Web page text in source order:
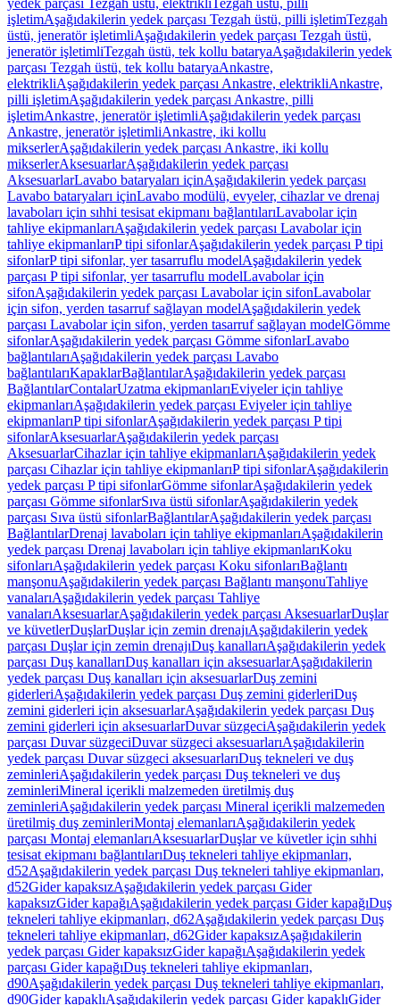
yedek parçası Tezgah üstü, elektrikli Tezgah üstü, pilli
işletimAşağıdakilerin yedek parçası Tezgah üstü, pilli işletimTezgah
üstü, jeneratör işletimliAşağıdakilerin yedek parçası Tezgah üstü,
jeneratör işletimliTezgah üstü, tek kollu bataryaAşağıdakilerin yedek
parçası Tezgah üstü, tek kollu bataryaAnkastre,
elektrikliAşağıdakilerin yedek parçası Ankastre, elektrikliAnkastre,
pilli işletimAşağıdakilerin yedek parçası Ankastre, pilli
işletimAnkastre, jeneratör işletimliAşağıdakilerin yedek parçası
Ankastre, jeneratör işletimliAnkastre, iki kollu
mikserlerAşağıdakilerin yedek parçası Ankastre, iki kollu
mikserlerAksesuarlarAşağıdakilerin yedek parçası
AksesuarlarLavabo bataryaları içinAşağıdakilerin yedek parçası
Lavabo bataryaları içinLavabo modülü, evyeler, cihazlar ve drenaj
lavaboları için sıhhi tesisat ekipmanı bağlantılarıLavabolar için
tahliye ekipmanlarıAşağıdakilerin yedek parçası Lavabolar için
tahliye ekipmanlarıP tipi sifonlarAşağıdakilerin yedek parçası P tipi
sifonlarP tipi sifonlar, yer tasarruflu modelAşağıdakilerin yedek
parçası P tipi sifonlar, yer tasarruflu modelLavabolar için
sifonAşağıdakilerin yedek parçası Lavabolar için sifonLavabolar
için sifon, yerden tasarruf sağlayan modelAşağıdakilerin yedek
parçası Lavabolar için sifon, yerden tasarruf sağlayan modelGömme
sifonlarAşağıdakilerin yedek parçası Gömme sifonlarLavabo
bağlantılarıAşağıdakilerin yedek parçası Lavabo
bağlantılarıKapaklarBağlantılarAşağıdakilerin yedek parçası
BağlantılarContalarUzatma ekipmanlarıEviyeler için tahliye
ekipmanlarıAşağıdakilerin yedek parçası Eviyeler için tahliye
ekipmanlarıP tipi sifonlarAşağıdakilerin yedek parçası P tipi
sifonlarAksesuarlarAşağıdakilerin yedek parçası
AksesuarlarCihazlar için tahliye ekipmanlarıAşağıdakilerin yedek
parçası Cihazlar için tahliye ekipmanlarıP tipi sifonlarAşağıdakilerin
yedek parçası P tipi sifonlarGömme sifonlarAşağıdakilerin yedek
parçası Gömme sifonlarSıva üstü sifonlarAşağıdakilerin yedek
parçası Sıva üstü sifonlarBağlantılarAşağıdakilerin yedek parçası
BağlantılarDrenaj lavaboları için tahliye ekipmanlarıAşağıdakilerin
yedek parçası Drenaj lavaboları için tahliye ekipmanlarıKoku
sifonlarıAşağıdakilerin yedek parçası Koku sifonlarıBağlantı
manşonuAşağıdakilerin yedek parçası Bağlantı manşonuTahliye
vanalarıAşağıdakilerin yedek parçası Tahliye
vanalarıAksesuarlarAşağıdakilerin yedek parçası AksesuarlarDuşlar
ve küvetlerDuşlarDuşlar için zemin drenajıAşağıdakilerin yedek
parçası Duşlar için zemin drenajıDuş kanallarıAşağıdakilerin yedek
parçası Duş kanallarıDuş kanalları için aksesuarlarAşağıdakilerin
yedek parçası Duş kanalları için aksesuarlarDuş zemini
giderleriAşağıdakilerin yedek parçası Duş zemini giderleriDuş
zemini giderleri için aksesuarlarAşağıdakilerin yedek parçası Duş
zemini giderleri için aksesuarlarDuvar süzgeciAşağıdakilerin yedek
parçası Duvar süzgeciDuvar süzgeci aksesuarlarıAşağıdakilerin
yedek parçası Duvar süzgeci aksesuarlarıDuş tekneleri ve duş
zeminleriAşağıdakilerin yedek parçası Duş tekneleri ve duş
zeminleriMineral içerikli malzemeden üretilmiş duş
zeminleriAşağıdakilerin yedek parçası Mineral içerikli malzemeden
üretilmiş duş zeminleriMontaj elemanlarıAşağıdakilerin yedek
parçası Montaj elemanlarıAksesuarlarDuşlar ve küvetler için sıhhi
tesisat ekipmanı bağlantılarıDuş tekneleri tahliye ekipmanları,
d52Aşağıdakilerin yedek parçası Duş tekneleri tahliye ekipmanları,
d52Gider kapaksızAşağıdakilerin yedek parçası Gider
kapaksızGider kapağıAşağıdakilerin yedek parçası Gider kapağıDuş
tekneleri tahliye ekipmanları, d62Aşağıdakilerin yedek parçası Duş
tekneleri tahliye ekipmanları, d62Gider kapaksızAşağıdakilerin
yedek parçası Gider kapaksızGider kapağıAşağıdakilerin yedek
parçası Gider kapağıDuş tekneleri tahliye ekipmanları,
d90Aşağıdakilerin yedek parçası Duş tekneleri tahliye ekipmanları,
d90Gider kapaklıAşağıdakilerin yedek parçası Gider kapaklıGider